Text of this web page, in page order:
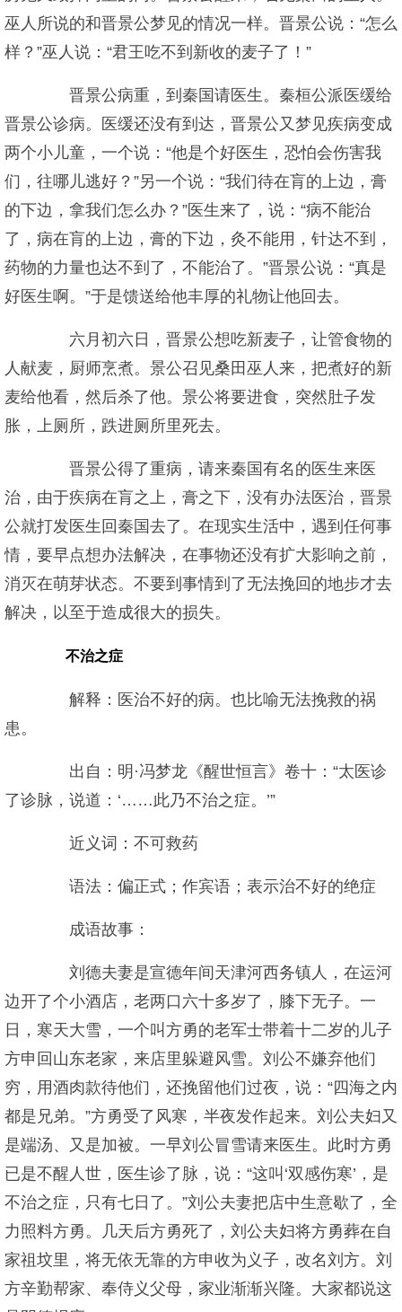
巫人所说的和晋景公梦见的情况一样。晋景公说：“怎么
样？”巫人说：“君王吃不到新收的麦子了！”
晋景公病重，到秦国请医生。秦桓公派医缓给
晋景公诊病。医缓还没有到达，晋景公又梦见疾病变成
两个小儿童，一个说：“他是个好医生，恐怕会伤害我
们，往哪儿逃好？”另一个说：“我们待在肓的上边，膏
的下边，拿我们怎么办？”医生来了，说：“病不能治
了，病在肓的上边，膏的下边，灸不能用，针达不到，
药物的力量也达不到了，不能治了。”晋景公说：“真是
好医生啊。”于是馈送给他丰厚的礼物让他回去。
六月初六日，晋景公想吃新麦子，让管食物的
人献麦，厨师烹煮。景公召见桑田巫人来，把煮好的新
麦给他看，然后杀了他。景公将要进食，突然肚子发
胀，上厕所，跌进厕所里死去。
晋景公得了重病，请来秦国有名的医生来医
治，由于疾病在肓之上，膏之下，没有办法医治，晋景
公就打发医生回秦国去了。在现实生活中，遇到任何事
情，要早点想办法解决，在事物还没有扩大影响之前，
消灭在萌芽状态。不要到事情到了无法挽回的地步才去
解决，以至于造成很大的损失。
不治之症
解释：医治不好的病。也比喻无法挽救的祸
患。
出自：明·冯梦龙《醒世恒言》卷十：“太医诊
了诊脉，说道：‘……此乃不治之症。’”
近义词：不可救药
语法：偏正式；作宾语；表示治不好的绝症
成语故事：
刘德夫妻是宣德年间天津河西务镇人，在运河
边开了个小酒店，老两口六十多岁了，膝下无子。一
日，寒天大雪，一个叫方勇的老军士带着十二岁的儿子
方申回山东老家，来店里躲避风雪。刘公不嫌弃他们
穷，用酒肉款待他们，还挽留他们过夜，说：“四海之内
都是兄弟。”方勇受了风寒，半夜发作起来。刘公夫妇又
是端汤、又是加被。一早刘公冒雪请来医生。此时方勇
已是不醒人世，医生诊了脉，说：“这叫‘双感伤寒’，是
不治之症，只有七日了。”刘公夫妻把店中生意歇了，全
力照料方勇。几天后方勇死了，刘公夫妇将方勇葬在自
家祖坟里，将无依无靠的方申收为义子，改名刘方。刘
方辛勤帮家、奉侍义父母，家业渐渐兴隆。大家都说这